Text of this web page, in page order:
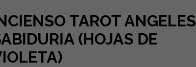
TAROT ANGELES
(HOJAS DE